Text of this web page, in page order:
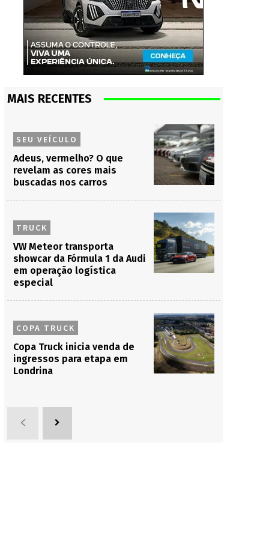
MAIS RECENTES
SEU VEÍCULO
Adeus, vermelho? O que
revelam as cores mais
buscadas nos carros
TRUCK
VW Meteor transporta
showcar da Fórmula 1 da Audi
em operação logística
especial
COPA TRUCK
Copa Truck inicia venda de
ingressos para etapa em
Londrina